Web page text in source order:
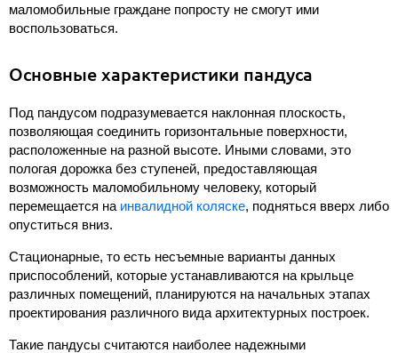
маломобильные граждане попросту не смогут ими
воспользоваться.
Основные характеристики пандуса
Под пандусом подразумевается наклонная плоскость,
позволяющая соединить горизонтальные поверхности,
расположенные на разной высоте. Иными словами, это
пологая дорожка без ступеней, предоставляющая
возможность маломобильному человеку, который
перемещается на инвалидной коляске, подняться вверх либо
опуститься вниз.
Стационарные, то есть несъемные варианты данных
приспособлений, которые устанавливаются на крыльце
различных помещений, планируются на начальных этапах
проектирования различного вида архитектурных построек.
Такие пандусы считаются наиболее надежными